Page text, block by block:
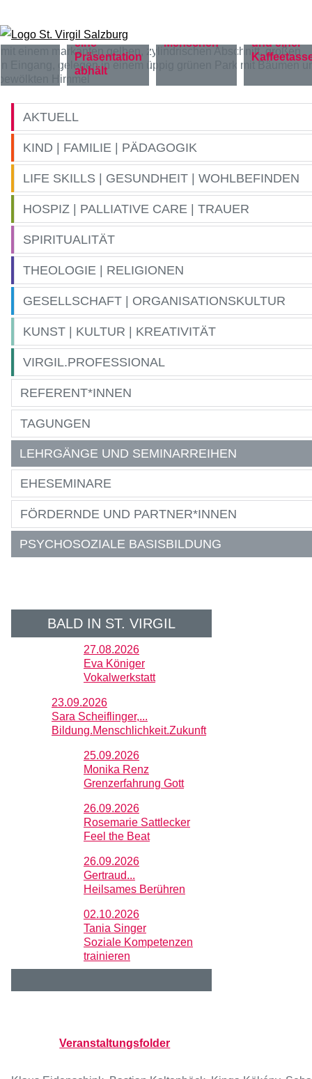
AKTUELL
KIND | FAMILIE | PÄDAGOGIK
LIFE SKILLS | GESUNDHEIT | WOHLBEFINDEN
HOSPIZ | PALLIATIVE CARE | TRAUER
SPIRITUALITÄT
THEOLOGIE | RELIGIONEN
GESELLSCHAFT | ORGANISATIONSKULTUR
KUNST | KULTUR | KREATIVITÄT
VIRGIL.PROFESSIONAL
REFERENT*INNEN
TAGUNGEN
LEHRGÄNGE UND SEMINARREIHEN
EHESEMINARE
FÖRDERNDE UND PARTNER*INNEN
PSYCHOSOZIALE BASISBILDUNG
BALD IN ST. VIRGIL
27.08.2026
Eva Königer
Vokalwerkstatt
23.09.2026
Sara Scheiflinger,...
Bildung.Menschlichkeit.Zukunft
25.09.2026
Monika Renz
Grenzerfahrung Gott
26.09.2026
Rosemarie Sattlecker
Feel the Beat
26.09.2026
Gertraud...
Heilsames Berühren
02.10.2026
Tania Singer
Soziale Kompetenzen
trainieren
Veranstaltungsfolder